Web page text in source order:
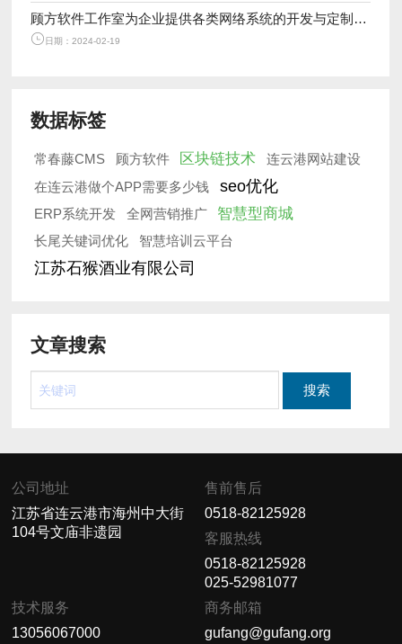
顾方软件工作室为企业提供各类网络系统的开发与定制服务
日期：2024-02-19
数据标签
常春藤CMS 顾方软件 区块链技术
连云港网站建设
在连云港做个APP需要多少钱
seo优化
ERP系统开发 全网营销推广 智慧型商城
长尾关键词优化 智慧培训云平台
江苏石猴酒业有限公司
文章搜索
公司地址
江苏省连云港市海州中大街
104号文庙非遗园
售前售后
0518-82125928
客服热线
0518-82125928
025-52981077
技术服务
13056067000
商务邮箱
gufang@gufang.org